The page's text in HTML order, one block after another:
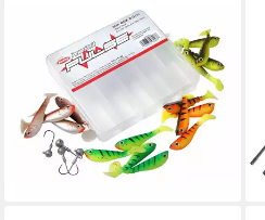
Kunstköder Pulse Shad Box
8cm incl Jigheads 16/4ps -
20 Teile Fangfertig SET,
(Pulse Shad, 20-St)
ab 27,11 € UVP 38,99 €
-30%
lieferbar - in 3-4 Werktagen bei dir